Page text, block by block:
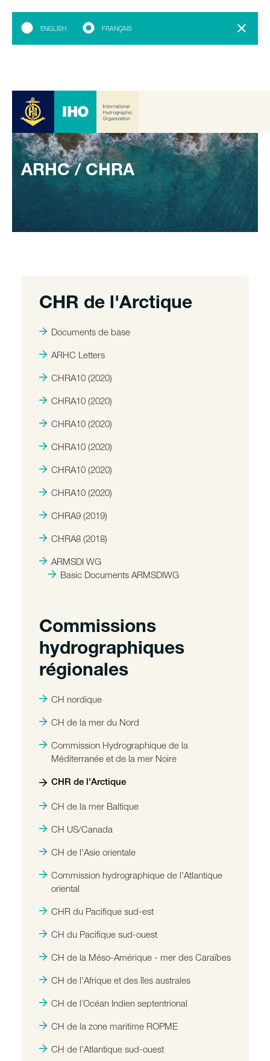
ENGLISH FRANÇAIS
ARHC / CHRA
CHR de l'Arctique
Documents de base
ARHC Letters
CHRA10 (2020)
CHRA10 (2020)
CHRA10 (2020)
CHRA10 (2020)
CHRA10 (2020)
CHRA10 (2020)
CHRA9 (2019)
CHRA8 (2018)
ARMSDI WG
Basic Documents ARMSDIWG
Commissions
hydrographiques
régionales
CH nordique
CH de la mer du Nord
Commission Hydrographique de la
Méditerranée et de la mer Noire
CHR de l'Arctique
CH de la mer Baltique
CH US/Canada
CH de l'Asie orientale
Commission hydrographique de l'Atlantique
oriental
CHR du Pacifique sud-est
CH du Pacifique sud-ouest
CH de la Méso-Amérique - mer des Caraïbes
CH de l'Afrique et des îles australes
CH de l´Océan Indien septentrional
CH de la zone maritime ROPME
CH de l'Atlantique sud-ouest